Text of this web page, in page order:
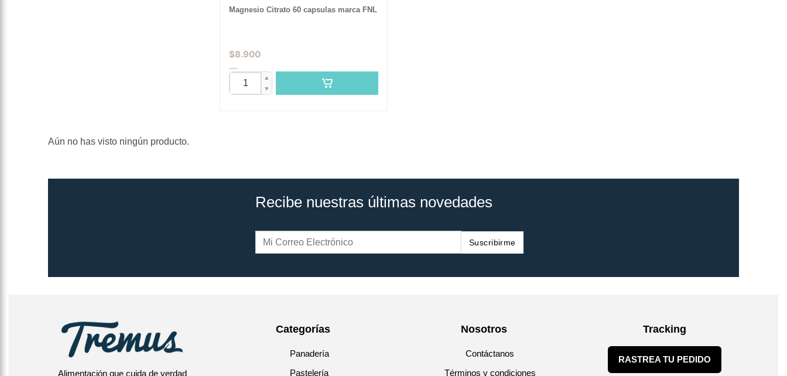
Magnesio Citrato 60 capsulas marca FNL
$8.900
▲
▼
Aún no has visto ningún producto.
Recibe nuestras últimas novedades
Suscribirme
Alimentación que cuida de verdad
Categorías
Panadería
Pastelería
Nosotros
Contáctanos
Términos y condiciones
Tracking
RASTREA TU PEDIDO